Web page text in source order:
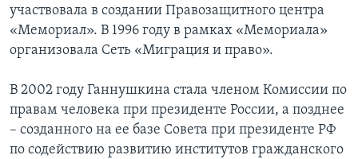
участвовала в создании Правозащитного центра
«Мемориал». В 1996 году в рамках «Мемориала»
организовала Сеть «Миграция и право».
В 2002 году Ганнушкина стала членом Комиссии по
правам человека при президенте России, а позднее
– созданного на ее базе Совета при президенте РФ
по содействию развитию институтов гражданского